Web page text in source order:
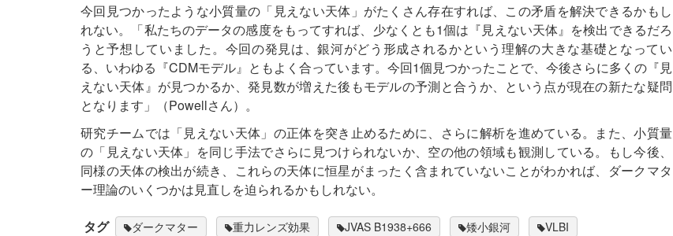
今回見つかったような小質量の「見えない天体」がたくさん存在すれば、この矛盾を解決できるかもし
れない。「私たちのデータの感度をもってすれば、少なくとも1個は『見えない天体』を検出できるだろ
うと予想していました。今回の発見は、銀河がどう形成されるかという理解の大きな基礎となってい
る、いわゆる『CDMモデル』ともよく合っています。今回1個見つかったことで、今後さらに多くの『見
えない天体』が見つかるか、発見数が増えた後もモデルの予測と合うか、という点が現在の新たな疑問
となります」（Powellさん）。
研究チームでは「見えない天体」の正体を突き止めるために、さらに解析を進めている。また、小質量
の「見えない天体」を同じ手法でさらに見つけられないか、空の他の領域も観測している。もし今後、
同様の天体の検出が続き、これらの天体に恒星がまったく含まれていないことがわかれば、ダークマタ
ー理論のいくつかは見直しを迫られるかもしれない。
タグ ダークマター 重力レンズ効果 JVAS B1938+666 矮小銀河 VLBI